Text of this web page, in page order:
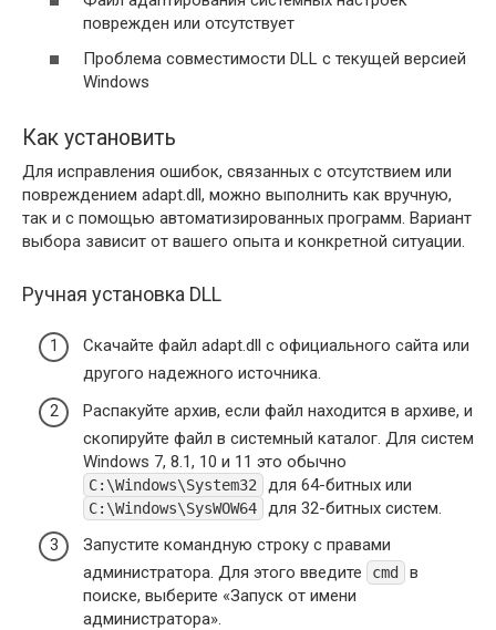
поврежден или отсутствует
Проблема совместимости DLL с текущей версией
Windows
Как установить
Для исправления ошибок, связанных с отсутствием или
повреждением adapt.dll, можно выполнить как вручную,
так и с помощью автоматизированных программ. Вариант
выбора зависит от вашего опыта и конкретной ситуации.
Ручная установка DLL
Скачайте файл adapt.dll с официального сайта или
другого надежного источника.
Распакуйте архив, если файл находится в архиве, и
скопируйте файл в системный каталог. Для систем
Windows 7, 8.1, 10 и 11 это обычно
C:\Windows\System32 для 64-битных или
C:\Windows\SysWOW64
для 32-битных систем.
Запустите командную строку с правами
администратора. Для этого введите
cmd
в
поиске, выберите «Запуск от имени
администратора».